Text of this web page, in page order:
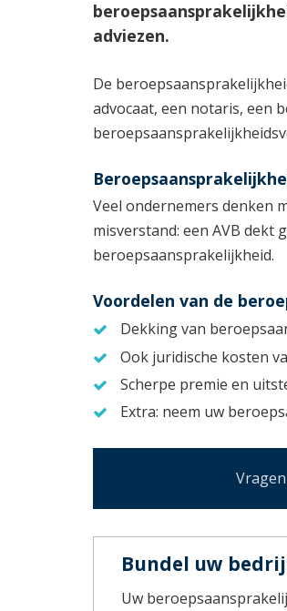
adviezen.
De
advocaat, een notaris, een
Veel ondernemers denken
misverstand: een AVB
beroepsaansprakelijkheid.
Voordelen van de
Dekking van
Ook juridische kosten
Scherpe premie en
Extra: neem uw
Bundel uw
Uw